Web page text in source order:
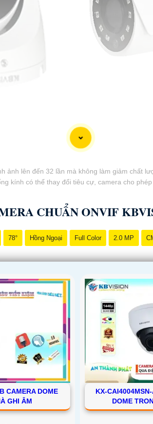
ảnh lên đến 32 lần mà không làm giảm chất
kính có thể thay đổi tiêu cự, camera cho
CHUẨN ONVIF
78° Hồng Ngoại Full Color 2.0 MP
CAMERA DOME
GHI ÂM
KX-
DOME